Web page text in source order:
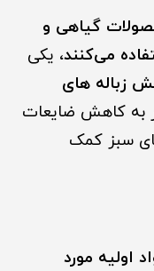
گیاهی و
می‌کنند، یکی
زباله های
به کاهش ضایعات
سبز کمک
اولیه مورد